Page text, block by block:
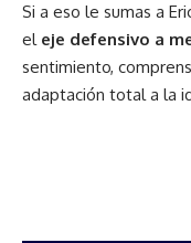
Si a eso le sumas a
el eje defensivo a
sentimiento,
adaptación total a la